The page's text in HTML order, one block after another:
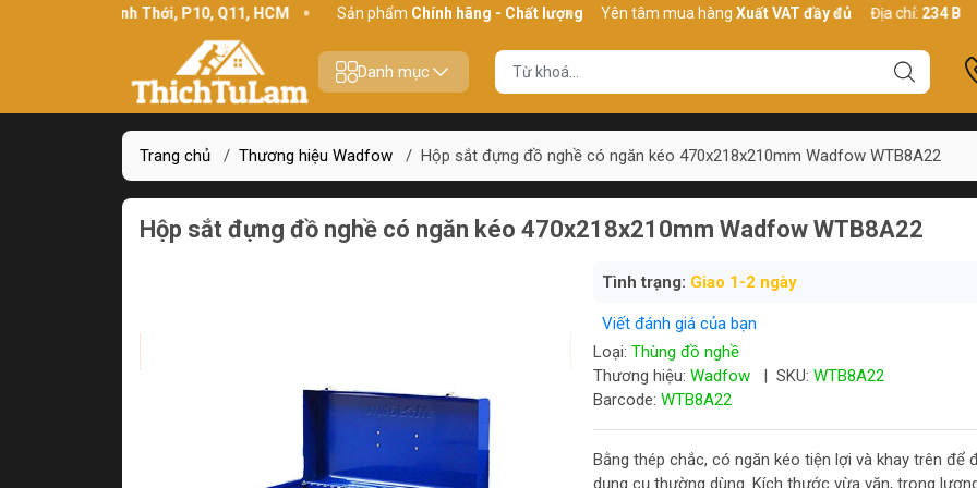
234 Bình Thới, P10, Q11, HCM Sản phẩmChính hãng - Chất lượng Yên tâm mua hàngXuất VAT đầy đủ Địa chỉ: 234 Bình Thới,
Danh mục
Trang chủ / Thương hiệu Wadfow / Hộp sắt đựng đồ nghề có ngăn kéo 470x218x210mm Wadfow WTB8A22
Hộp sắt đựng đồ nghề có ngăn kéo 470x218x210mm Wadfow WTB8A22
Tình trạng: Giao 1-2 ngày
Viết đánh giá của bạn
Loại: Thùng đồ nghề
Thương hiệu: Wadfow | SKU: WTB8A22
Barcode: WTB8A22
Bằng thép chắc, có ngăn kéo tiện lợi và khay trên để
dụng cụ thường dùng. Kích thước vừa vặn, trọng